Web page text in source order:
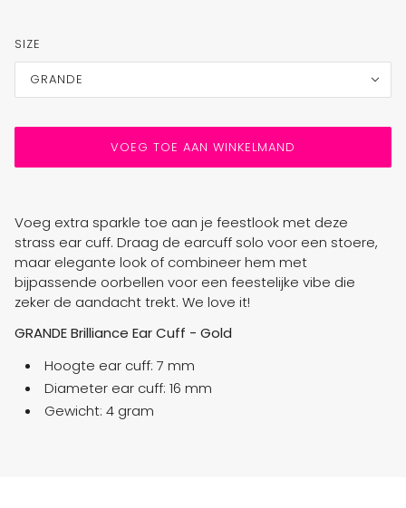
SIZE
GRANDE
VOEG TOE AAN WINKELMAND
Voeg extra sparkle toe aan je feestlook met deze
strass ear cuff. Draag de earcuff solo voor een stoere,
maar elegante look of combineer hem met
bijpassende oorbellen voor een feestelijke vibe die
zeker de aandacht trekt. We love it!
GRANDE Brilliance Ear Cuff - Gold
Hoogte ear cuff: 7 mm
Diameter ear cuff: 16 mm
Gewicht: 4 gram